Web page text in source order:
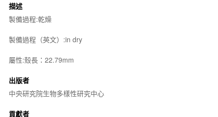
描述
製備過程:乾燥
製備過程（英文）:in dry
屬性:殼長：22.79mm
出版者
中央研究院生物多樣性研究中心
貢獻者